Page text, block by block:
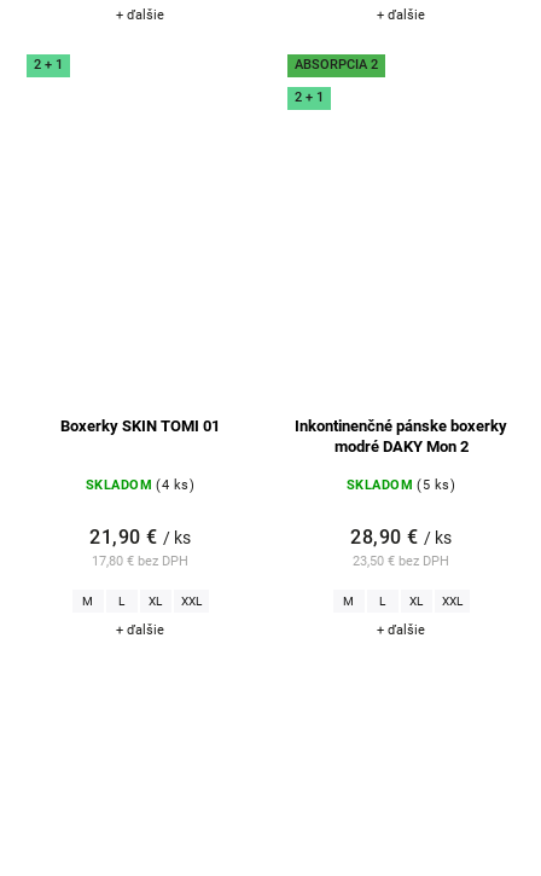
+ ďalšie + ďalšie
2 + 1
Boxerky SKIN TOMI 01
SKLADOM (4 ks)
17,80 € bez DPH
21,90 € / ks
M L XL XXL
+ ďalšie
ABSORPCIA 2
2 + 1
Inkontinenčné pánske boxerky
modré DAKY Mon 2
SKLADOM (5 ks)
23,50 € bez DPH
28,90 € / ks
M L XL XXL
+ ďalšie